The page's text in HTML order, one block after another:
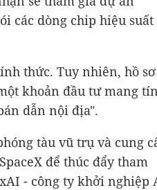
các dòng chip hiệu suất
thức. Tuy nhiên, hồ sơ
khoản đầu tư mang
dẫn nội địa".
tàu vũ trụ và cung
để thúc đẩy tham
- công ty khởi nghiệp